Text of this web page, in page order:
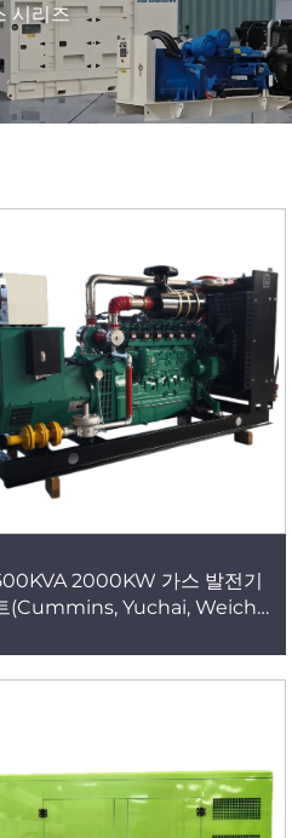
시리즈
2000KW 가스 발전기
(Cummins, Yuchai, Weichai
사용 가능, 고성능 발전기 제조
, 산업용 전기 발전소 및 전력